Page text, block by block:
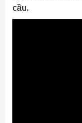
cầu.